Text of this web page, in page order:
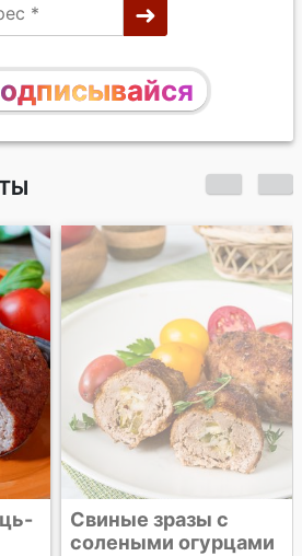
Свиные зразы с
солеными огурцами